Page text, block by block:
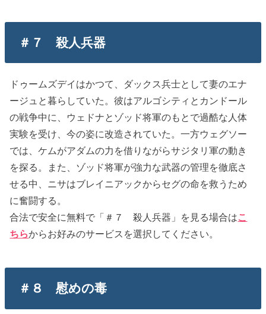
＃７ 殺人兵器
ドゥームズデイはかつて、ダックス兵士として妻のエナ
ージュと暮らしていた。彼はアルゴシティとカンドール
の戦争中に、ウェドナとゾッド将軍のもとで過酷な人体
実験を受け、今の姿に改造されていた。一方ウェグソー
では、ケムがアダムの力を借りながらサジタリ軍の動き
を探る。また、ゾッド将軍が強力な武器の管理を徹底さ
せる中、ニサはブレイニアックからセグの命を救うため
に奮闘する。
合法で安全に無料で「＃７ 殺人兵器」を見る場合はこ
ちらからお好みのサービスを選択してください。
＃８ 慰めの毒